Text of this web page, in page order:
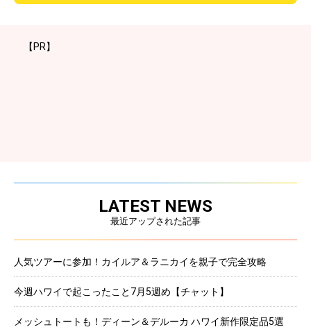
【PR】
LATEST NEWS
最近アップされた記事
人気ツアーに参加！カイルア＆ラニカイを親子で完全攻略
今週ハワイで起こったこと7月5週め【チャット】
メッシュトートも！ディーン＆デルーカ ハワイ新作限定品5選